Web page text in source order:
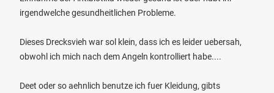
irgendwelche gesundheitlichen Probleme.
Dieses Drecksvieh war sol klein, dass ich es leider uebersah,
obwohl ich mich nach dem Angeln kontrolliert habe....
Deet oder so aehnlich benutze ich fuer Kleidung, gibts